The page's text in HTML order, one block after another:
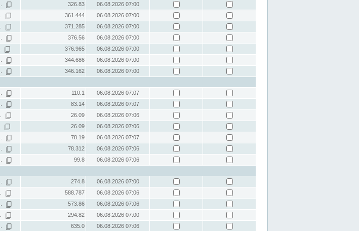
326.83
06.08.2026 07:00
361.444
06.08.2026 07:00
371.285
06.08.2026 07:00
376.56
06.08.2026 07:00
376.965
06.08.2026 07:00
344.686
06.08.2026 07:00
346.162
06.08.2026 07:00
110.1
06.08.2026 07:07
83.14
06.08.2026 07:07
26.09
06.08.2026 07:06
26.09
06.08.2026 07:06
78.19
06.08.2026 07:07
78.312
06.08.2026 07:06
99.8
06.08.2026 07:06
274.8
06.08.2026 07:00
588.787
06.08.2026 07:06
573.86
06.08.2026 07:06
294.82
06.08.2026 07:00
635.0
06.08.2026 07:06